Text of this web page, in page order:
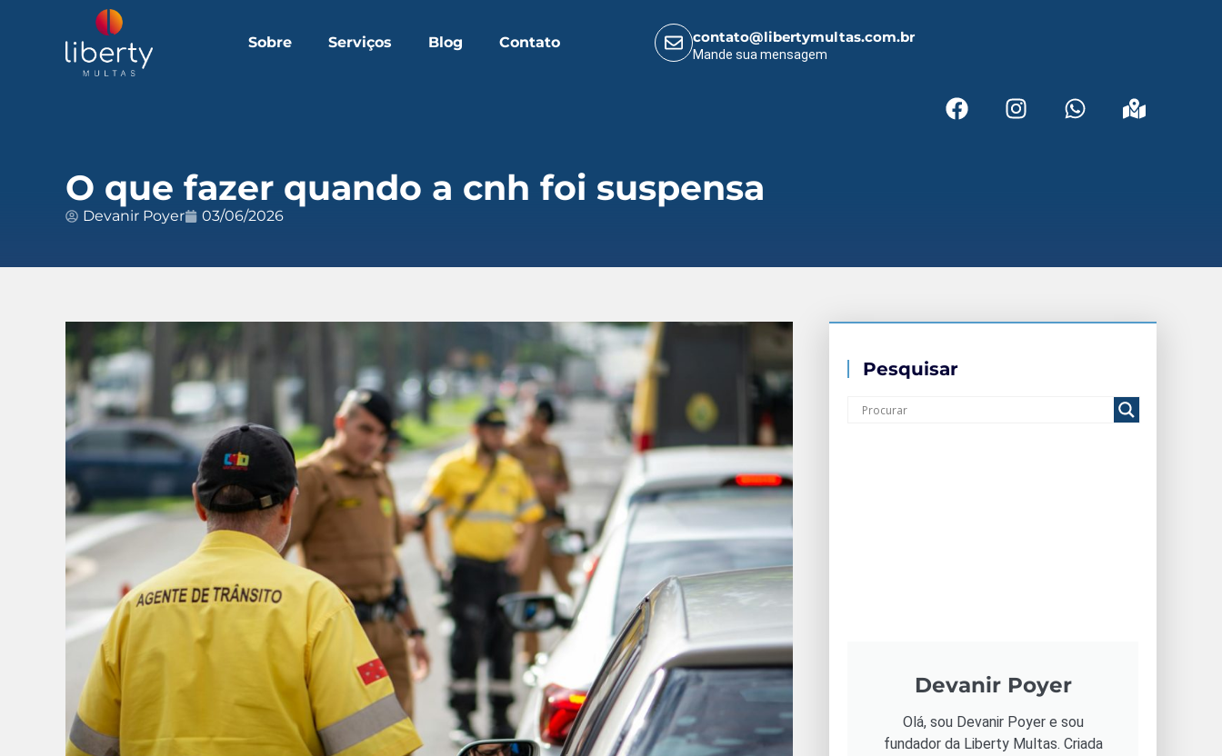
Sobre Serviços Blog Contato contato@libertymultas.com.br
Mande sua mensagem
O que fazer quando a cnh foi suspensa
Devanir Poyer 03/06/2026
Pesquisar
Devanir Poyer
Olá, sou Devanir Poyer e sou
fundador da Liberty Multas. Criada